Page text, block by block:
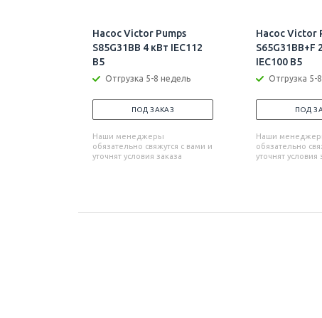
Насос Victor Pumps
S85G31BB 4 кВт IEC112
B5
Отгрузка 5-8 недель
ПОД ЗАКАЗ
Наши менеджеры
обязательно свяжутся с вами и
уточнят условия заказа
Насос Victor
S65G31BB+F
IEC100 B5
Отгрузка 5-
ПОД
Наши
обязательно
уточнят условия